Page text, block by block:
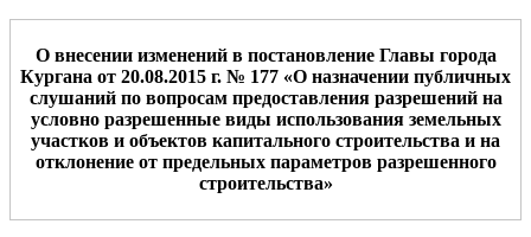
О внесении измененийв постановление Главы города
Кургана от 20.08.2015 г. № 177 «О назначении публичных
слушаний по вопросам предоставления разрешений на
условно разрешенные виды использования земельных
участков и объектов капитального строительства и на
отклонение от предельных параметров разрешенного
строительства»